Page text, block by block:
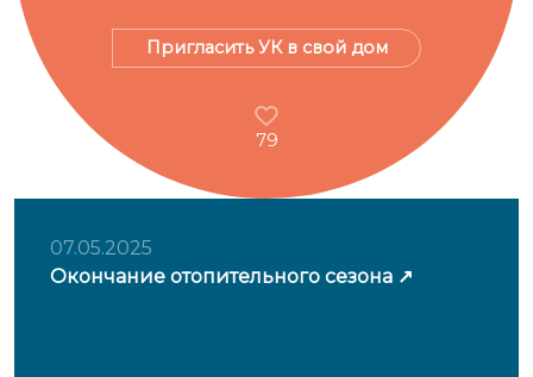
Пригласить УК в свой дом
79
07.05.2025
Окончание отопительного сезона